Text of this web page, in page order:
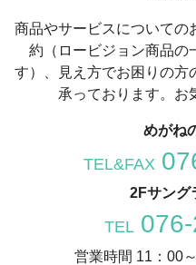
商品やサービスについての
約（ロービジョン商品の
す）、
見え方でお困りの方
承っております。お
めがね
TEL&FAX
2Fサング
TEL
営業時間 11：00